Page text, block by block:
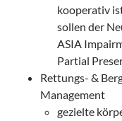
kooperativ
sollen der
ASIA
Partial
Rettungs- &
Management
gezielte